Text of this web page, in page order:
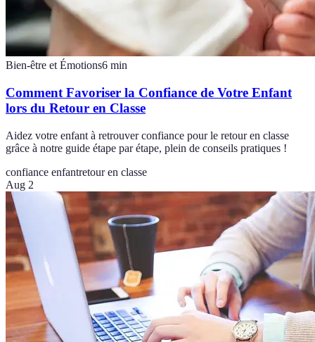
Bien-être et Émotions6 min
Comment Favoriser la Confiance de Votre Enfant
lors du Retour en Classe
Aidez votre enfant à retrouver confiance pour le retour en classe
grâce à notre guide étape par étape, plein de conseils pratiques !
confiance enfantretour en classe
Aug 2